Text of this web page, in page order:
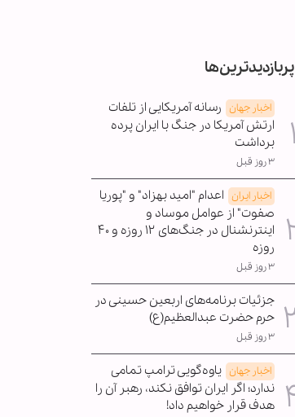
پربازدیدترین‌ها
اخبار جهان رسانه آمریکایی از تلفات
ارتش آمریکا در جنگ با ایران پرده
برداشت
۳ روز قبل
اخبار ایران اعدام "امید بهزاد" و "پوریا
صفوت" از عوامل موساد و
اینترنشنال در جنگ‌های ۱۲ روزه و ۴۰
روزه
۳ روز قبل
جزئیات برنامه‌های اربعین حسینی در
حرم حضرت عبدالعظیم(ع)
۳ روز قبل
اخبار جهان یاوه‌گویی ترامپ تمامی
ندارد؛ اگر ایران توافق نکند، رهبر آن را
هدف قرار خواهیم داد!